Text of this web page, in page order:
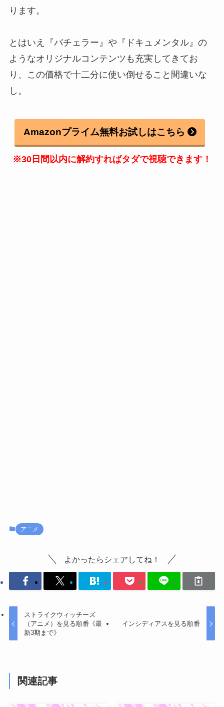
ります。
とはいえ『バチェラー』や『ドキュメンタル』の
ようなオリジナルコンテンツも充実してきてお
り、この価格で十二分に使い倒せること間違いな
し。
Amazonプライム無料お試しはこちら
※30日間以内に解約すればタダで視聴できます！
アニメ
よかったらシェアしてね！
ストライクウィッチーズ
（アニメ）を見る順番《最
新3期まで》
インシディアスを見る順番
関連記事